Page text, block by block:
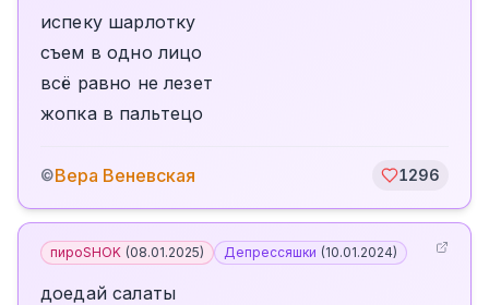
испеку шарлотку
съем в одно лицо
всё равно не лезет
жопка в пальтецо
©Вера Веневская 1296
пироSHOK (08.01.2025) Депрессяшки (10.01.2024)
доедай салаты